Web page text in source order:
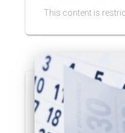
This content is